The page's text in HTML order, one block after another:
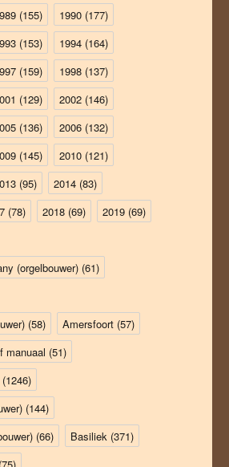
(155) 1990 (177)
(153) 1994 (164)
(159) 1998 (137)
(129) 2002 (146)
(136) 2006 (132)
(145) 2010 (121)
(95) 2014 (83)
(78) 2018 (69) 2019 (69)
(orgelbouwer) (61)
(58) Amersfoort (57)
manuaal (51)
(1246)
(144)
(66) Basiliek (371)
(75)